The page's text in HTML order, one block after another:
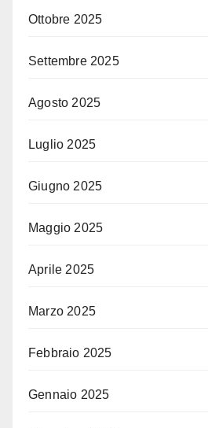
Ottobre 2025
Settembre 2025
Agosto 2025
Luglio 2025
Giugno 2025
Maggio 2025
Aprile 2025
Marzo 2025
Febbraio 2025
Gennaio 2025